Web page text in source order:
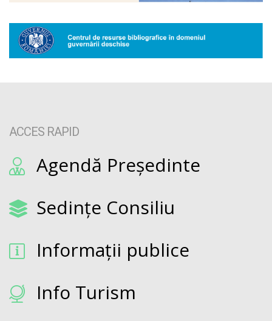
ACCES RAPID
Agendă Președinte
Sedințe Consiliu
Informații publice
Info Turism